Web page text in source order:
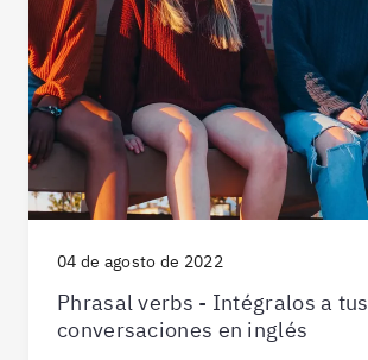
04 de agosto de 2022
Phrasal verbs - Intégralos a tus
conversaciones en inglés